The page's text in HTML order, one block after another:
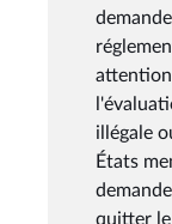
illégale
États
quitter